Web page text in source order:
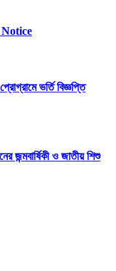
ভর্তি বিজ্ঞপ্তি
জন্মবার্ষিকী ও জাতীয় শিশু